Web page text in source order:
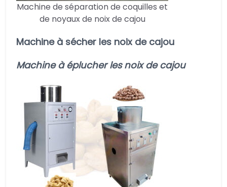
Machine de séparation de coquilles et
de noyaux de noix de cajou
Machine à sécher les noix de cajou
Machine à éplucher les noix de cajou